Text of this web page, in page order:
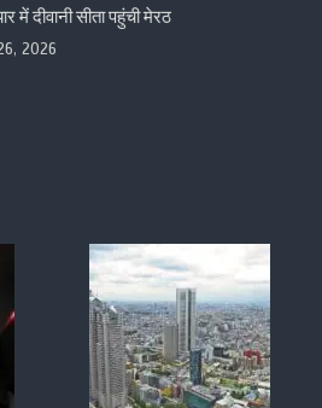
में दीवानी सीता पहुंची मेरठ
2026